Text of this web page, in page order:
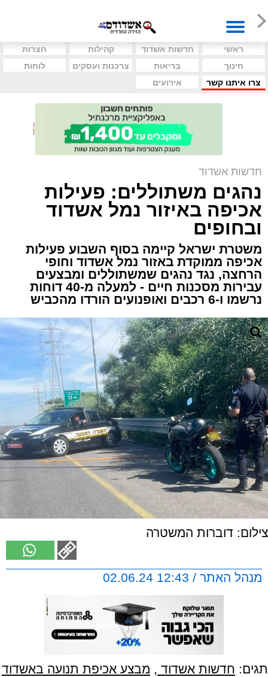
ראשי חדשות אשדוד קהילות
חצרות
חינוך
בריאות צרכנות ועסקים
לוחות
צרו איתנו קשר
אירועים
חדשות אשדוד
נהגים משתוללים: פעילות
אכיפה באיזור נמל אשדוד
ובחופים
משטרת ישראל קיימה בסוף השבוע פעילות
אכיפה ממוקדת באזור נמל אשדוד וחופי
הרחצה, נגד נהגים שמשתוללים ומבצעים
עבירות מסכנות חיים - למעלה מ-40 דוחות
נרשמו ו-6 רכבים ואופנועים הורדו מהכביש
צילום: דוברות המשטרה
מנהל האתר / 12:43 02.06.24
תגים: חדשות אשדוד , מבצע אכיפת תנועה באשדוד